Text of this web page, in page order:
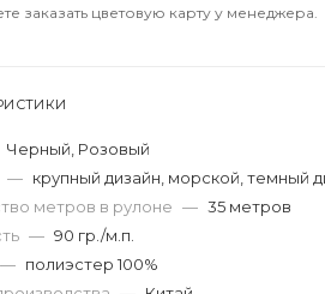
заказать цветовую карту у менеджера.
Черный, Розовый
— крупный дизайн, морской, темный
метров в рулоне — 35 метров
— 90 гр./м.п.
— полиэстер 100%